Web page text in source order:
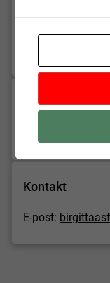
Arrangör
Byaföreningen
Kontakt
E-post: